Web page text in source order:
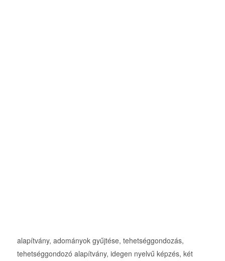
alapítvány, adományok gyűjtése, tehetséggondozás,
tehetséggondozó alapítvány, idegen nyelvű képzés, két